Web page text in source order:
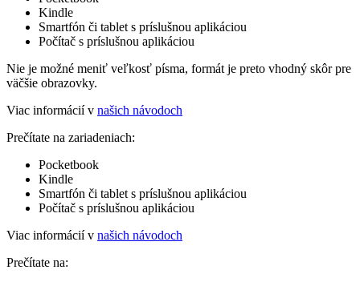
Kindle
Smartfón či tablet s príslušnou aplikáciou
Počítač s príslušnou aplikáciou
Nie je možné meniť veľkosť písma, formát je preto vhodný skôr pre
väčšie obrazovky.
Viac informácií v našich návodoch
Prečítate na zariadeniach:
Pocketbook
Kindle
Smartfón či tablet s príslušnou aplikáciou
Počítač s príslušnou aplikáciou
Viac informácií v našich návodoch
Prečítate na: